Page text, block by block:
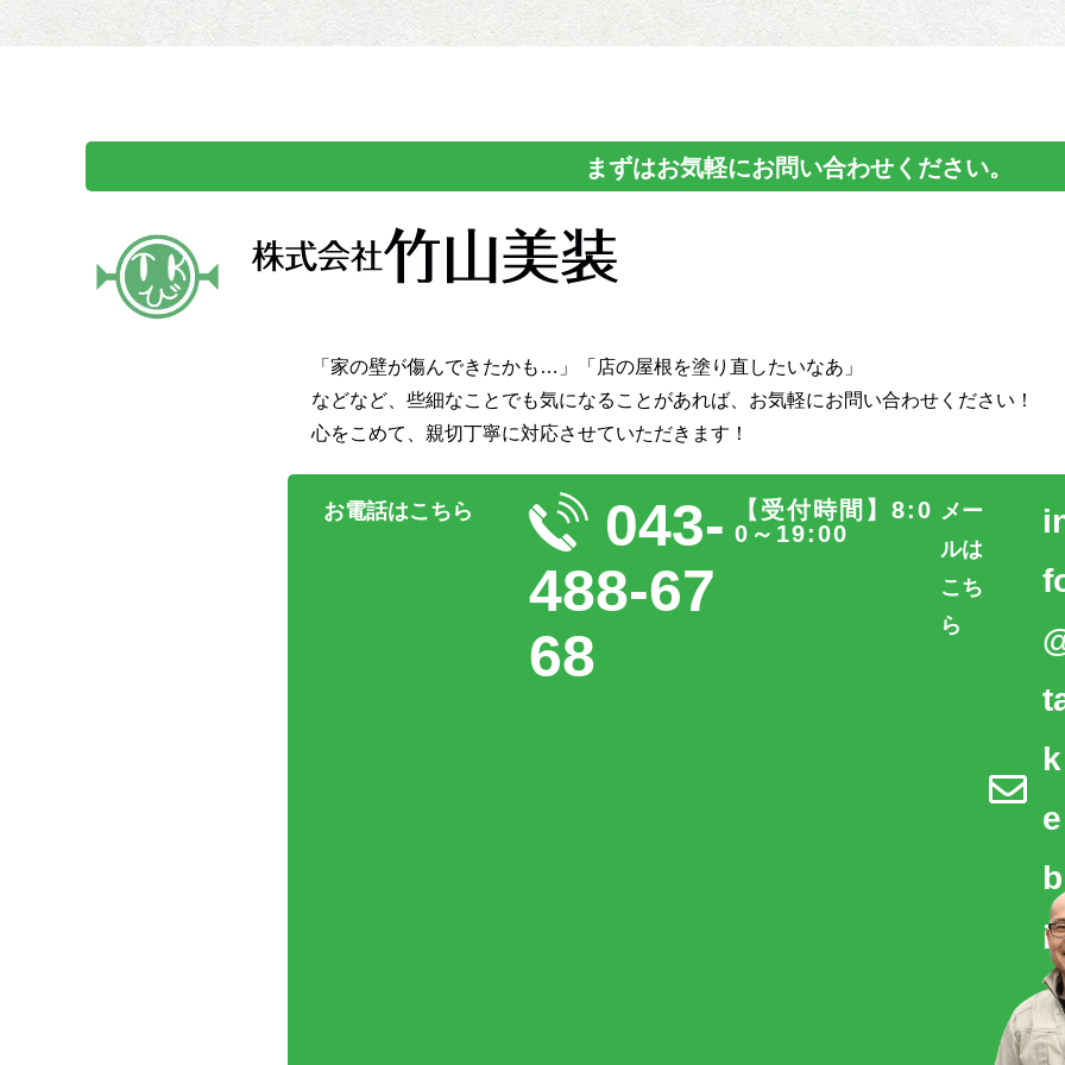
まずはお気軽にお問い合わせください。
「家の壁が傷んできたかも…」「店の屋根を塗り直したいなあ」
などなど、些細なことでも気になることがあれば、 お気軽にお問い合わせください！
心をこめて、親切丁寧に対応させていただきます！
お電話はこちら
043-
488-67
68
【受付時間】8:0
0～19:00
メー
ルは
こち
ら
k
e
b
i.
n